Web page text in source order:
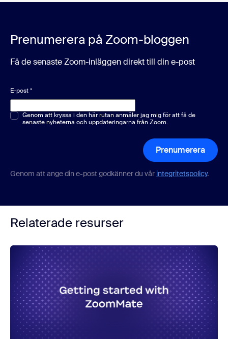
Prenumerera på Zoom-bloggen
Få de senaste Zoom-inläggen direkt till din e-post
E-post*
Ett eller flera val*
Genom att kryssa i den här rutan anmäler jag mig för att få de
senaste nyheterna och uppdateringarna från Zoom.
Prenumerera
Genom att ange din e-post godkänner du vår integritetspolicy.
Relaterade resurser